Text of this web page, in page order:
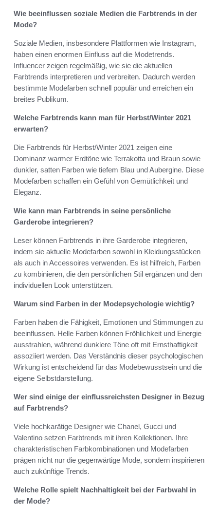
Wie beeinflussen soziale Medien die Farbtrends in der
Mode?
Soziale Medien, insbesondere Plattformen wie Instagram,
haben einen enormen Einfluss auf die Modetrends.
Influencer zeigen regelmäßig, wie sie die aktuellen
Farbtrends interpretieren und verbreiten. Dadurch werden
bestimmte Modefarben schnell populär und erreichen ein
breites Publikum.
Welche Farbtrends kann man für Herbst/Winter 2021
erwarten?
Die Farbtrends für Herbst/Winter 2021 zeigen eine
Dominanz warmer Erdtöne wie Terrakotta und Braun sowie
dunkler, satten Farben wie tiefem Blau und Aubergine. Diese
Modefarben schaffen ein Gefühl von Gemütlichkeit und
Eleganz.
Wie kann man Farbtrends in seine persönliche
Garderobe integrieren?
Leser können Farbtrends in ihre Garderobe integrieren,
indem sie aktuelle Modefarben sowohl in Kleidungsstücken
als auch in Accessoires verwenden. Es ist hilfreich, Farben
zu kombinieren, die den persönlichen Stil ergänzen und den
individuellen Look unterstützen.
Warum sind Farben in der Modepsychologie wichtig?
Farben haben die Fähigkeit, Emotionen und Stimmungen zu
beeinflussen. Helle Farben können Fröhlichkeit und Energie
ausstrahlen, während dunklere Töne oft mit Ernsthaftigkeit
assoziiert werden. Das Verständnis dieser psychologischen
Wirkung ist entscheidend für das Modebewusstsein und die
eigene Selbstdarstellung.
Wer sind einige der einflussreichsten Designer in Bezug
auf Farbtrends?
Viele hochkarätige Designer wie Chanel, Gucci und
Valentino setzen Farbtrends mit ihren Kollektionen. Ihre
charakteristischen Farbkombinationen und Modefarben
prägen nicht nur die gegenwärtige Mode, sondern inspirieren
auch zukünftige Trends.
Welche Rolle spielt Nachhaltigkeit bei der Farbwahl in
der Mode?